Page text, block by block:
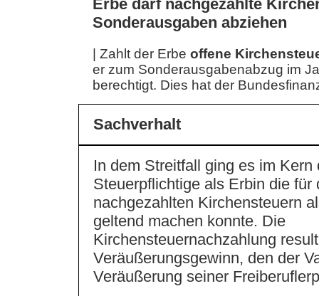
Erbe darf nachgezahlte
Sonderausgaben abziehen
| Zahlt der Erbe offene
er zum Sonderausgabenabzug im
berechtigt. Dies hat der
Sachverhalt
In dem Streitfall ging es im Kern
Steuerpflichtige als Erbin die für
nachgezahlten Kirchensteuern
geltend machen konnte. Die
Kirchensteuernachzahlung
Veräußerungsgewinn, den der
Veräußerung seiner